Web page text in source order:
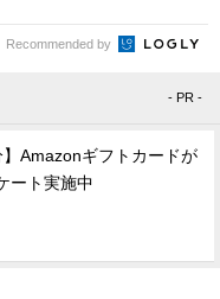
Recommended by
- PR -
】Amazonギフトカードが
ート実施中